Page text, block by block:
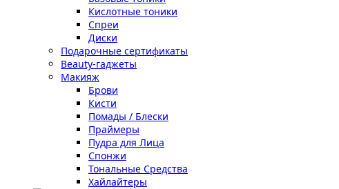
Кислотные тоники
Спреи
Диски
Подарочные сертификаты
Beauty-гаджеты
Макияж
Брови
Кисти
Помады / Блески
Праймеры
Пудра для Лица
Спонжи
Тональные Средства
Хайлайтеры